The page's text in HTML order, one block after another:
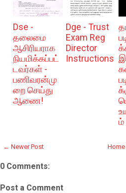
Dse -
தலைமை
ஆசிரியராக
நியமிக்கப்பட்
டவர்கள் -
பணிவரன்மு
றை செய்து
ஆணை!
Dge - Trust
Exam Reg
Director
Instructions
ம்
← Newer Post Home
0 Comments:
Post a Comment